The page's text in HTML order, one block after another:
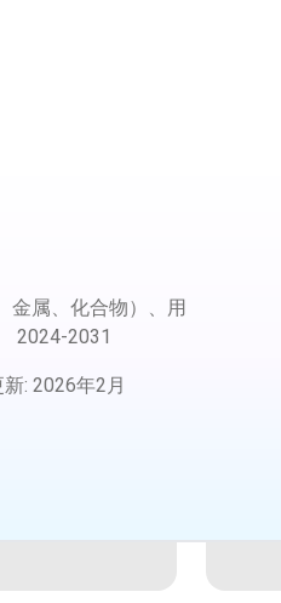
金属、化合物）、用
2024-2031
新: 2026年2月